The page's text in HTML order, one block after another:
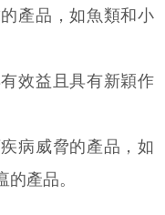
產品，如魚類和小
效益且具有新穎作
病威脅的產品，如
產品。